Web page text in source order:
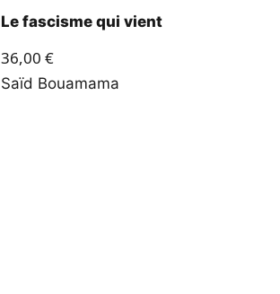
Le fascisme qui vient
36,00 €
Saïd Bouamama